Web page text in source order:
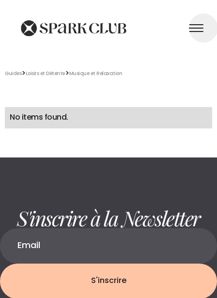
Guides>Loisirs et Détente>Musique et Relaxation
No items found.
S'inscrire à la Newsletter
S'inscrire